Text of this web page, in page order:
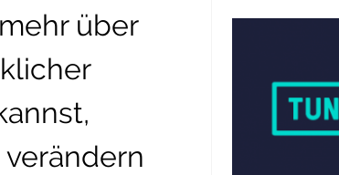
über